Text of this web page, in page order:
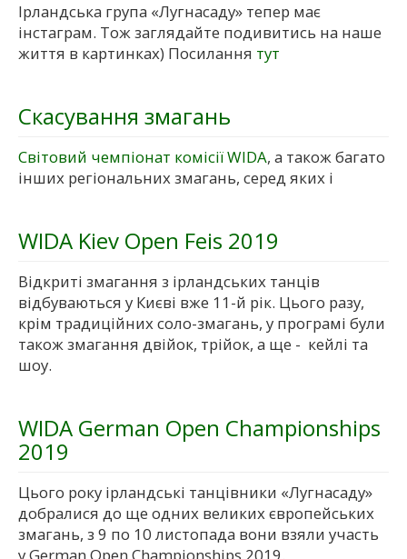
Ірландська група «Лугнасаду» тепер має
інстаграм. Тож заглядайте подивитись на наше
життя в картинках) Посилання тут
Скасування змагань
Світовий чемпіонат комісії WIDA, а також багато
інших регіональних змагань, серед яких і
WIDA Kiev Open Feis 2019
Відкриті змагання з ірландських танців
відбуваються у Києві вже 11-й рік. Цього разу,
крім традиційних соло-змагань, у програмі були
також змагання двійок, трійок, а ще - кейлі та
шоу.
WIDA German Open Championships
2019
Цього року ірландські танцівники «Лугнасаду»
добралися до ще одних великих європейських
змагань, з 9 по 10 листопада вони взяли участь